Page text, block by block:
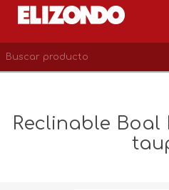
Reclinable Boal